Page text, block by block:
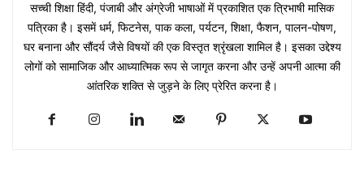
सच्ची शिक्षा हिंदी, पंजाबी और अंग्रेजी भाषाओं में प्रकाशित एक त्रिभाषी मासिक
पत्रिका है। इसमें धर्म, फिटनेस, पाक कला, पर्यटन, शिक्षा, फैशन, पालन-पोषण,
घर बनाना और सौंदर्य जैसे विषयों की एक विस्तृत श्रृंखला शामिल है। इसका उद्देश्य
लोगों को सामाजिक और आध्यात्मिक रूप से जागृत करना और उन्हें अपनी आत्मा की
आंतरिक शक्ति से जुड़ने के लिए प्रेरित करना है।